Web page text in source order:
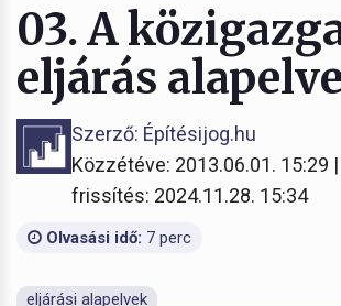
03. A
eljárás
Szerző: Építésijog.hu
Közzétéve: 2013.06.01. 15:29
frissítés: 2024.11.28. 15:34
Olvasási idő: 7 perc
eljárási alapelvek